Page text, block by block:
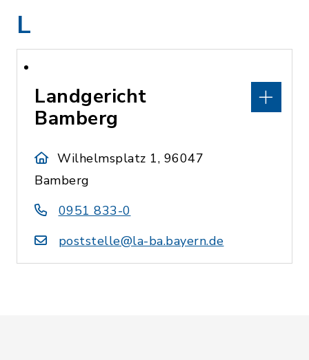
L
Landgericht
Bamberg
Wilhelmsplatz 1, 96047
Bamberg
0951 833-0
poststelle@la-ba.bayern.de